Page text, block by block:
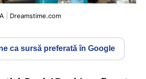
Dreamstime.com
ca sursă preferată în Google